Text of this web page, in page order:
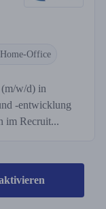
Home-Office
(m/w/d) in
-entwicklung
im Recruit...